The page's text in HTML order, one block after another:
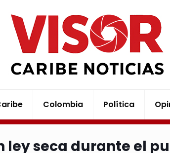
Colombia Política
ley seca durante el